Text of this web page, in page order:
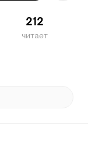
212
читает